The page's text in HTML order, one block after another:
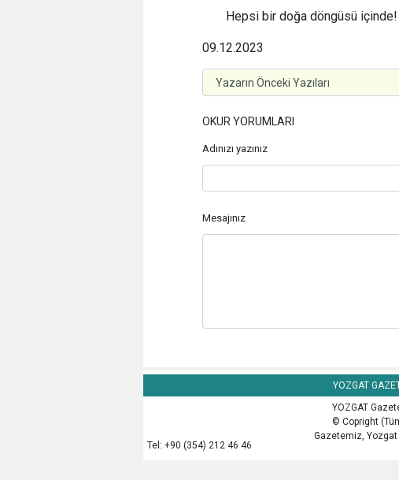
Hepsi bir doğa döngüsü içinde!
09.12.2023
OKUR YORUMLARI
Adınızı yazınız
Mesajınız
YOZGAT
Tel: +90 (354) 212 46 46
YOZGAT
© Copright
Gazetemiz,